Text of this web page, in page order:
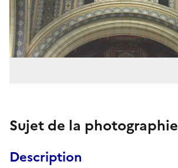
Sujet de la photographie
Description